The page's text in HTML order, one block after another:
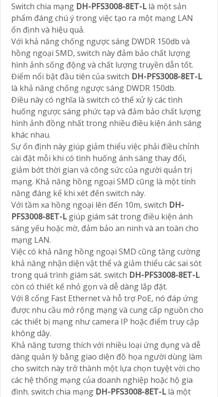
Switch chia mạng DH-PFS3008-8ET-Llà một sản
phẩm đáng chú ý trong việc tạo ra một mạng LAN
ổn định và hiệu quả.
Với khả năng chống ngược sáng DWDR 150db và
hồng ngoại SMD, switch này đảm bảo chất lượng
hình ảnh sống động và chất lượng truyền dẫn tốt.
Điểm nổi bật đầu tiên của switch DH-PFS3008-8ET-L
là khả năng chống ngược sáng DWDR 150db.
Điều này có nghĩa là switch có thể xử lý các tình
huống ngược sáng phức tạp và đảm bảo chất lượng
hình ảnh đồng nhất trong nhiều điều kiện ánh sáng
khác nhau.
Sự ổn định này giúp giảm thiểu việc phải điều chỉnh
cài đặt mỗi khi có tình huống ánh sáng thay đổi,
giảm bớt thời gian và công sức của người quản trị
mạng. Khả năng hồng ngoại SMD cũng là một tính
năng đáng kể khi xét đến switch này.
Với tầm xa hồng ngoại lên đến 10m, switch DH-
PFS3008-8ET-Lgiúp giám sát trong điều kiện ánh
sáng yếu hoặc mờ, đảm bảo an ninh và an toàn cho
mạng LAN.
Việc có khả năng hồng ngoại SMD cũng tăng cường
khả năng nhận diện vật thể và giảm thiểu các sai sót
trong quá trình giám sát. switch DH-PFS3008-8ET-L
còn có thiết kế nhỏ gọn và dễ dàng lắp đặt.
Với 8 cổng Fast Ethernet và hỗ trợ PoE, nó đáp ứng
được nhu cầu mở rộng mạng và cung cấp nguồn cho
các thiết bị mạng như camera IP hoặc điểm truy cập
không dây.
Khả năng tương thích với nhiều loại ứng dụng và dễ
dàng quản lý bằng giao diện đồ họa người dùng làm
cho switch này trở thành một lựa chọn tuyệt vời cho
các hệ thống mạng của doanh nghiệp hoặc hộ gia
đình. switch chia mạng DH-PFS3008-8ET-Llà một